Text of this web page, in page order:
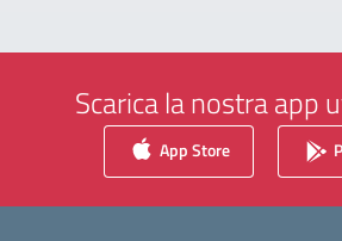
Scarica la nostra app
App Store